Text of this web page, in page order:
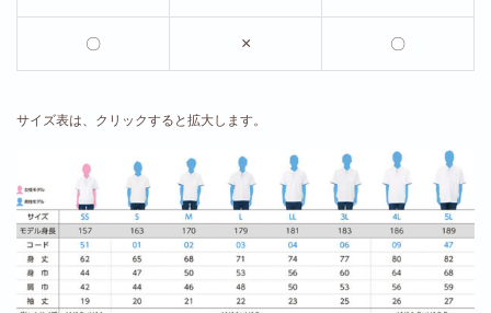
〇 × 〇
サイズ表は、クリックすると拡大します。